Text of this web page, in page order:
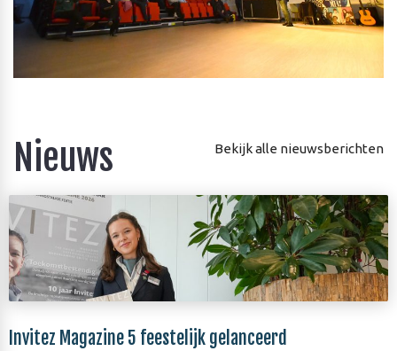
Nieuws Bekijk alle nieuwsberichten
Invitez Magazine 5 feestelijk gelanceerd